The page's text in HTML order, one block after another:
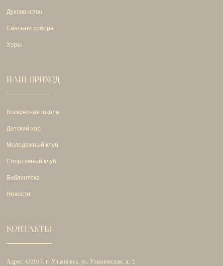
Духовенство
Святыни собора
Хоры
НАШ ПРИХОД
Воскресная школа
Детский хор
Молодежный клуб
Спортивный клуб
Библиотека
Новости
КОНТАКТЫ
Адрес: 432017, г. Ульяновск, ул. Ульяновская, д. 2